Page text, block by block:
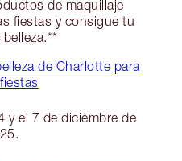
de maquillaje
fiestas y consigue tu
de Charlotte para
y el 7 de diciembre de